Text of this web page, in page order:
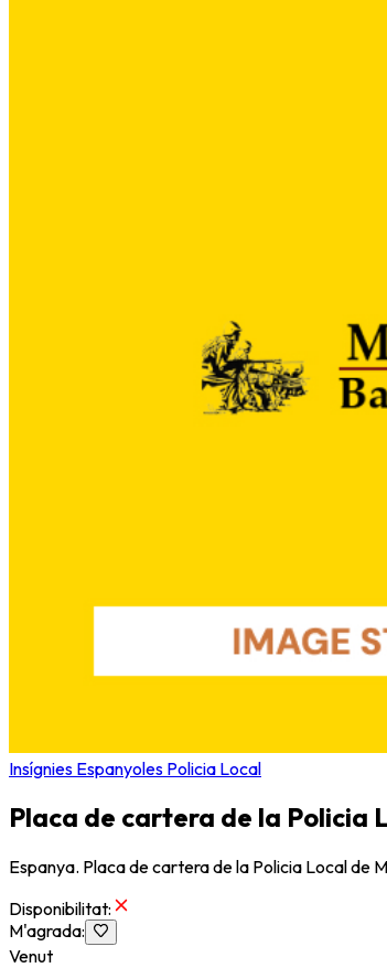
Insígnies Espanyoles Policia Local
Placa de cartera de la Policia
Espanya. Placa de cartera de la Policia Local de
Disponibilitat:
M'agrada:
Venut